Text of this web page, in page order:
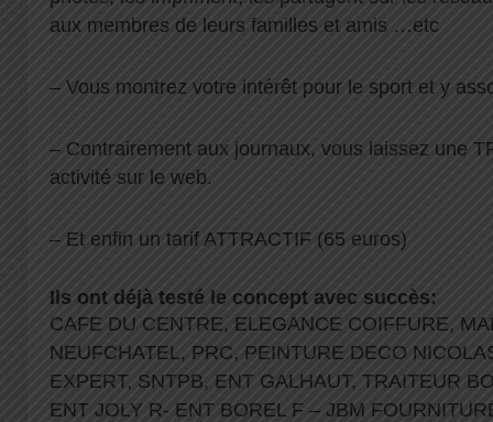
aux membres de leurs familles et amis …etc
– Vous montrez votre intérêt pour le sport et y
– Contrairement aux journaux, vous laissez une
activité sur le web.
– Et enfin un tarif ATTRACTIF (65 euros)
Ils ont déjà testé le concept avec succès:
CAFE DU CENTRE, ELEGANCE COIFFURE,
NEUFCHATEL, PRC, PEINTURE DECO
EXPERT, SNTPB, ENT GALHAUT, TRAITEUR
ENT JOLY R- ENT BOREL F – JBM